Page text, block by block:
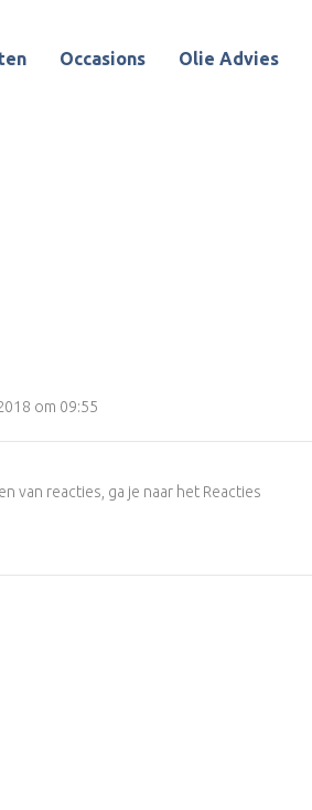
Occasions Olie Advies
om 09:55
van reacties, ga je naar het Reacties